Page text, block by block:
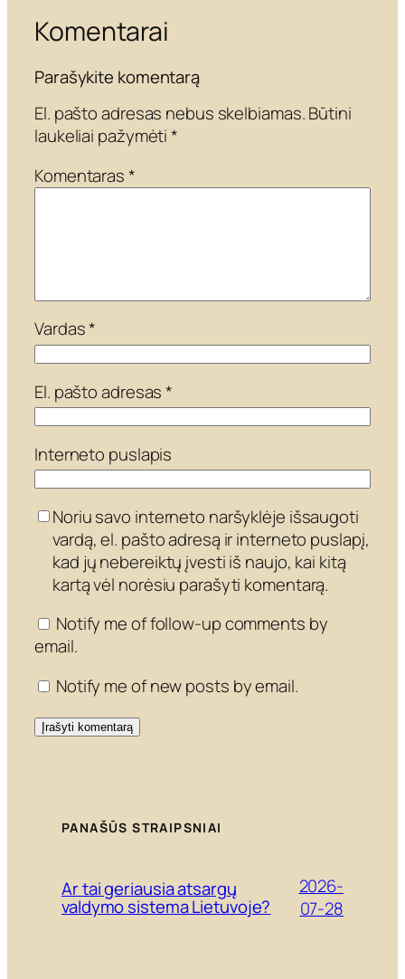
Komentarai
Parašykite komentarą
El. pašto adresas nebus skelbiamas.Būtini
laukeliai pažymėti*
Komentaras*
Vardas*
El. pašto adresas*
Interneto puslapis
Noriu savo interneto naršyklėje išsaugoti
vardą, el. pašto adresą ir interneto puslapį,
kad jų nebereiktų įvesti iš naujo, kai kitą
kartą vėl norėsiu parašyti komentarą.
Notify me of follow-up comments by
email.
Notify me of new posts by email.
PANAŠŪS STRAIPSNIAI
Ar tai geriausia atsargų
valdymo sistema Lietuvoje?
2026-
07-28